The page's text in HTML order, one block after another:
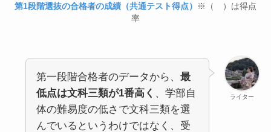
第1段階選抜の合格者の成績（共通テスト得点）
※（ ）は得点
率
ライター
第一段階合格者のデータから、 最
低点は文科三類が1番高く 、学部自
体の難易度の低さで文科三類を選
んでいるというわけではなく、受